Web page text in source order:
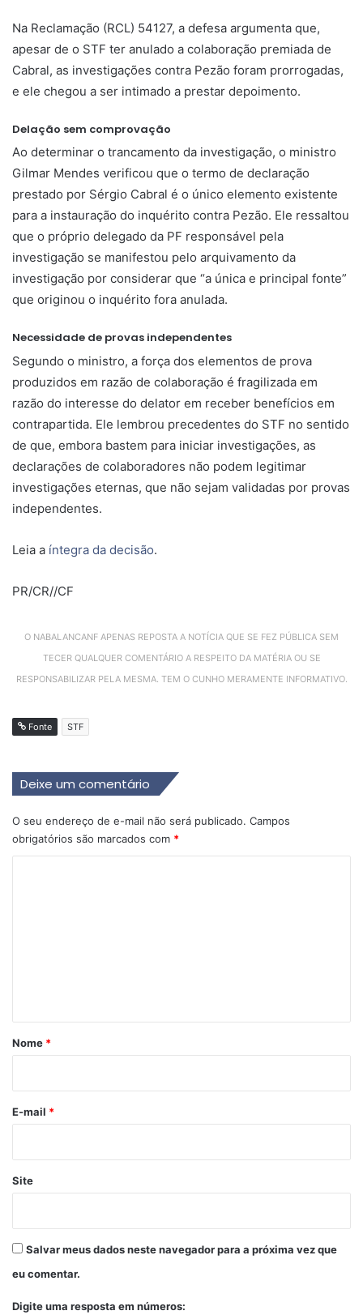
Na Reclamação (RCL) 54127, a defesa argumenta que,
apesar de o STF ter anulado a colaboração premiada de
Cabral, as investigações contra Pezão foram prorrogadas,
e ele chegou a ser intimado a prestar depoimento.
Delação sem comprovação
Ao determinar o trancamento da investigação, o ministro
Gilmar Mendes verificou que o termo de declaração
prestado por Sérgio Cabral é o único elemento existente
para a instauração do inquérito contra Pezão. Ele ressaltou
que o próprio delegado da PF responsável pela
investigação se manifestou pelo arquivamento da
investigação por considerar que “a única e principal fonte”
que originou o inquérito fora anulada.
Necessidade de provas independentes
Segundo o ministro, a força dos elementos de prova
produzidos em razão de colaboração é fragilizada em
razão do interesse do delator em receber benefícios em
contrapartida. Ele lembrou precedentes do STF no sentido
de que, embora bastem para iniciar investigações, as
declarações de colaboradores não podem legitimar
investigações eternas, que não sejam validadas por provas
independentes.
Leia a íntegra da decisão.
PR/CR//CF
O NABALANCANF APENAS REPOSTA A NOTÍCIA QUE SE FEZ PÚBLICA SEM
TECER QUALQUER COMENTÁRIO A RESPEITO DA MATÉRIA OU SE
RESPONSABILIZAR PELA MESMA. TEM O CUNHO MERAMENTE INFORMATIVO.
Fonte STF
Deixe um comentário
O seu endereço de e-mail não será publicado. Campos
obrigatórios são marcados com *
r
*
Nome *
E-mail *
Site
Salvar meus dados neste navegador para a próxima vez que
eu comentar.
Digite uma resposta em números: